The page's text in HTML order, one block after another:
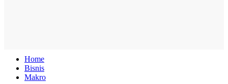
Home
Bisnis
Makro